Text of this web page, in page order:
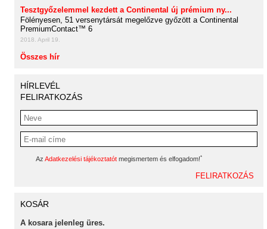
Tesztgyőzelemmel kezdett a Continental új prémium ny...
Fölényesen, 51 versenytársát megelőzve győzött a Continental
PremiumContact™ 6
2018. April 19.
Összes hír
HÍRLEVÉL
FELIRATKOZÁS
Az Adatkezelési tájékoztatót megismertem és elfogadom!*
KOSÁR
A kosara jelenleg üres.